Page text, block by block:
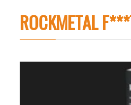
ROCKMETAL